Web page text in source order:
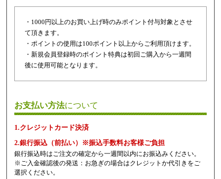
・1000円以上のお買い上げ時のみポイント付与対象とさせ
て頂きます。
・ポイントの使用は100ポイント以上からご利用頂けます。
・新規会員登録時のポイント特典は初回ご購入から一週間
後に使用可能となります。
お支払い方法について
1.クレジットカード決済
2.銀行振込（前払い）※振込手数料お客様ご負担
銀行振込時はご注文の確定から一週間以内にお振込みください。
※ご入金確認後の発送：お急ぎの場合はクレジットか代引きをご
選択ください。